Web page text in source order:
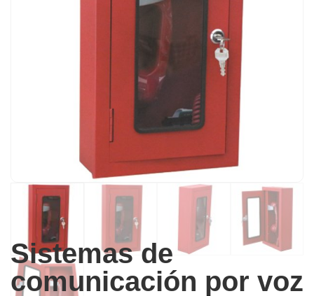
Sistemas de
comunicación por voz